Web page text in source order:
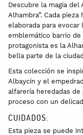
Descubre la magia del
Alhambra”. Cada
elaborada para
emblemático barrio de
protagonista es la
bella parte de la
Esta colección se
Albaycín y el
alfarería heredadas
proceso con un
CUIDADOS:
Esta pieza se puede